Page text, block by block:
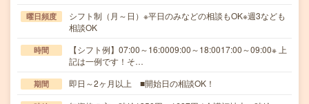
曜日頻度
シフト制（月～日）※平日のみなどの相談もOK※週3なども
相談OK
時間
【シフト例】07:00～16:0009:00～18:0017:00～09:00※ 上
記は一例です！そ…
期間 即日～2ヶ月以上 ■開始日の相談OK！